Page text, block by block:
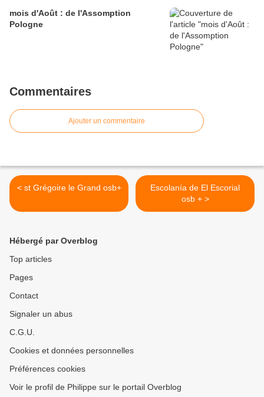
mois d'Août : de l'Assomption
Pologne
Commentaires
Ajouter un commentaire
< st Grégoire le Grand osb+
Escolanía de El Escorial
osb + >
Hébergé par Overblog
Top articles
Pages
Contact
Signaler un abus
C.G.U.
Cookies et données personnelles
Préférences cookies
Voir le profil de Philippe sur le portail Overblog